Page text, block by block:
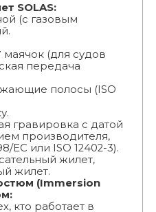
SOLAS:
(с газовым
маячок (для судов
передача
полосы (ISO
гравировка с датой
производителя,
EC или ISO 12402-3).
жилет,
жилет.
(Immersion
кто работает в